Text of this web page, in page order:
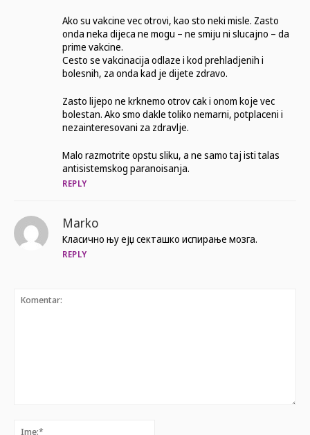
Ako su vakcine vec otrovi, kao sto neki misle. Zasto
onda neka dijeca ne mogu – ne smiju ni slucajno – da
prime vakcine.
Cesto se vakcinacija odlaze i kod prehladjenih i
bolesnih, za onda kad je dijete zdravo.
Zasto lijepo ne krknemo otrov cak i onom koje vec
bolestan. Ako smo dakle toliko nemarni, potplaceni i
nezainteresovani za zdravlje.
Malo razmotrite opstu sliku, a ne samo taj isti talas
antisistemskog paranoisanja.
REPLY
Marko
Класично њу ејџ секташко испирање мозга.
REPLY